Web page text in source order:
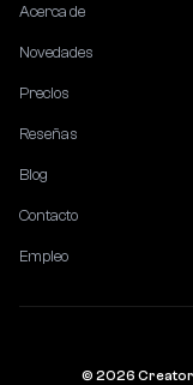
Acerca de
Novedades
Precios
Reseñas
Blog
Contacto
Empleo
© 2026